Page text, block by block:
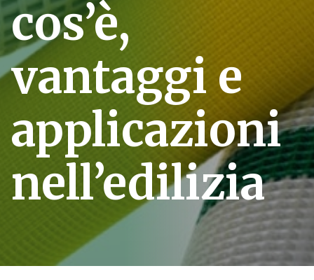
cos’è,
vantaggi e
applicazioni
nell’edilizia